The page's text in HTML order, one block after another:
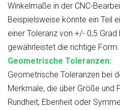
Winkelmaße in der CNC-
Beispielsweise könnte ein Teil
einer Toleranz von +/- 0,5
gewährleistet die richtige Form.
Geometrische Toleranzen:
Geometrische Toleranzen bei
Merkmale, die über Größe und
Rundheit, Ebenheit oder